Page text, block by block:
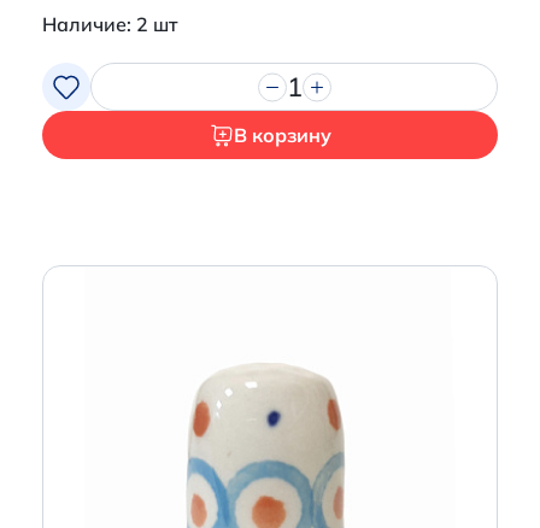
Наличие: 2 шт
1
В корзину